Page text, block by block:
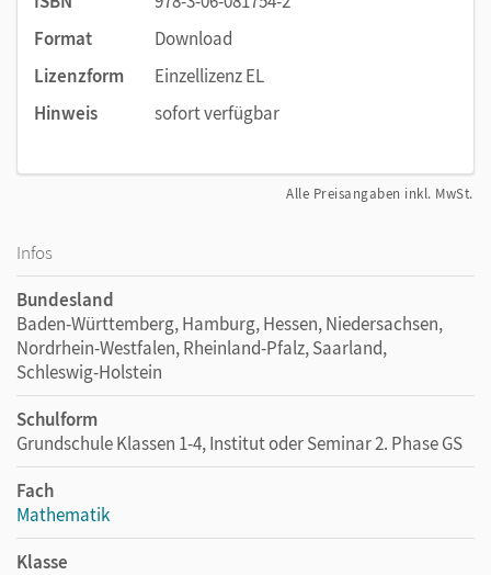
Format
Download
Lizenzform
Einzellizenz EL
Hinweis
sofort verfügbar
Alle Preisangaben inkl. MwSt.
Infos
Bundesland
Baden-Württemberg, Hamburg, Hessen, Niedersachsen,
Nordrhein-Westfalen, Rheinland-Pfalz, Saarland,
Schleswig-Holstein
Schulform
Grundschule Klassen 1-4, Institut oder Seminar 2. Phase GS
Fach
Mathematik
Klasse